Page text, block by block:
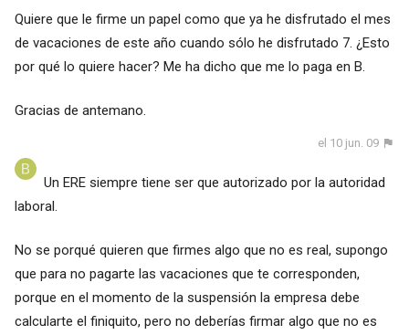
Quiere que le firme un papel como que ya he disfrutado el mes
de vacaciones de este año cuando sólo he disfrutado 7. ¿Esto
por qué lo quiere hacer? Me ha dicho que me lo paga en B.
Gracias de antemano.
el 10 jun. 09
Un ERE siempre tiene ser que autorizado por la autoridad
laboral.
No se porqué quieren que firmes algo que no es real, supongo
que para no pagarte las vacaciones que te corresponden,
porque en el momento de la suspensión la empresa debe
calcularte el finiquito, pero no deberías firmar algo que no es